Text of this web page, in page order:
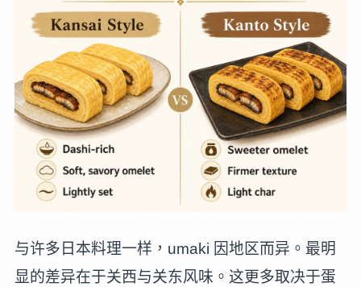
与许多日本料理一样，umaki 因地区而异。最明
显的差异在于关西与关东风味。这更多取决于蛋